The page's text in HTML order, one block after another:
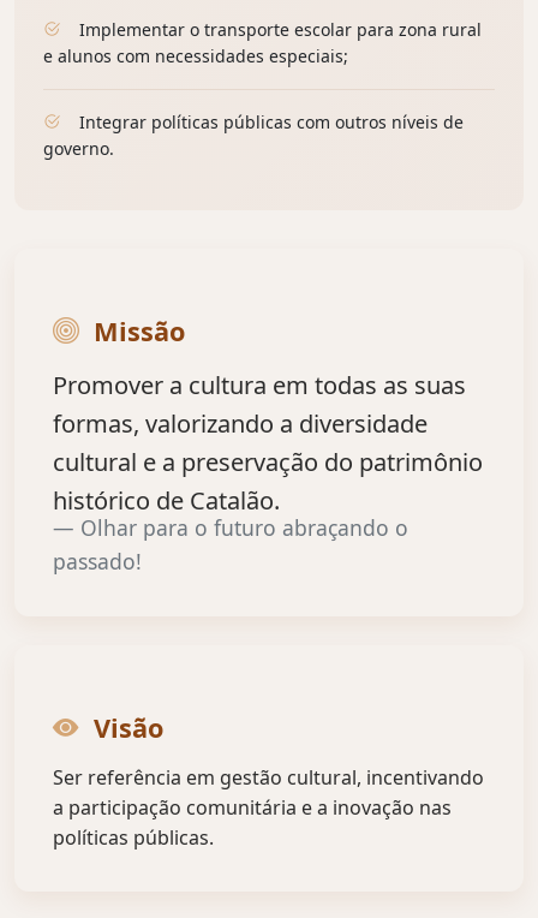
Implementar o transporte escolar para zona rural
e alunos com necessidades especiais;
Integrar políticas públicas com outros níveis de
governo.
Missão
Promover a cultura em todas as suas
formas, valorizando a diversidade
cultural e a preservação do patrimônio
histórico de Catalão.
Olhar para o futuro abraçando o
passado!
Visão
Ser referência em gestão cultural, incentivando
a participação comunitária e a inovação nas
políticas públicas.